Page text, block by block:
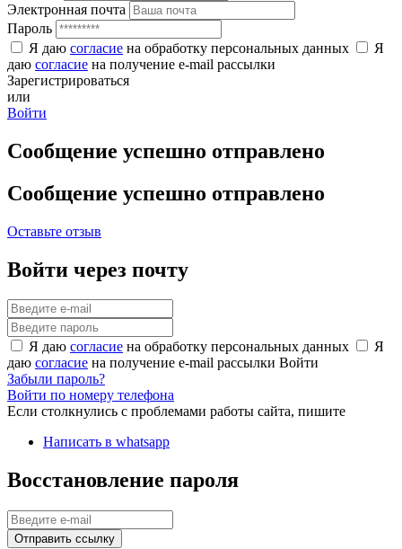
Электронная почта
Пароль
Я даю согласие на обработку персональных данных
Я
даю согласие на получение e-mail рассылки
Зарегистрироваться
или
Войти
Сообщение успешно отправлено
Сообщение успешно отправлено
Оставьте отзыв
Войти через почту
Я даю согласие на обработку персональных данных
Я
даю согласие на получение e-mail рассылки Войти
Забыли пароль?
Войти по номеру телефона
Если столкнулись с проблемами работы сайта, пишите
Написать в whatsapp
Восстановление пароля
Отправить ссылку